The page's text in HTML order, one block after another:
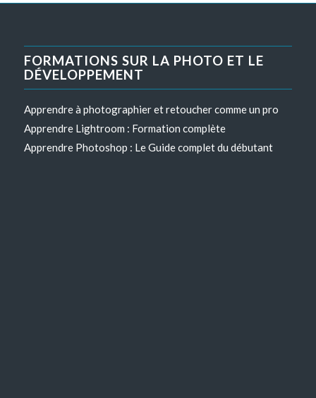
FORMATIONS SUR LA PHOTO ET LE
DÉVELOPPEMENT
Apprendre à photographier et retoucher comme un pro
Apprendre Lightroom : Formation complète
Apprendre Photoshop : Le Guide complet du débutant